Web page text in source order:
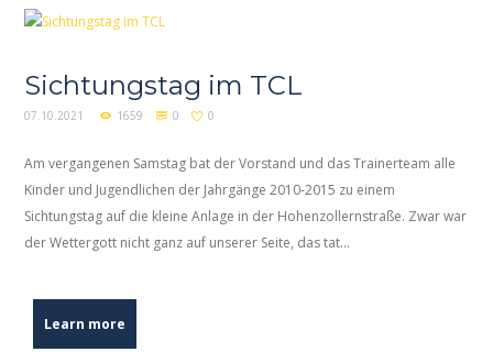
Sichtungstag im TCL
07.10.2021 1659 0 0
Am vergangenen Samstag bat der Vorstand und das Trainerteam alle
Kinder und Jugendlichen der Jahrgänge 2010-2015 zu einem
Sichtungstag auf die kleine Anlage in der Hohenzollernstraße. Zwar war
der Wettergott nicht ganz auf unserer Seite, das tat...
Learn more